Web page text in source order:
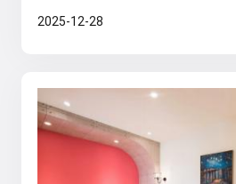
2025-12-28